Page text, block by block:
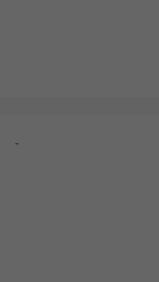
-